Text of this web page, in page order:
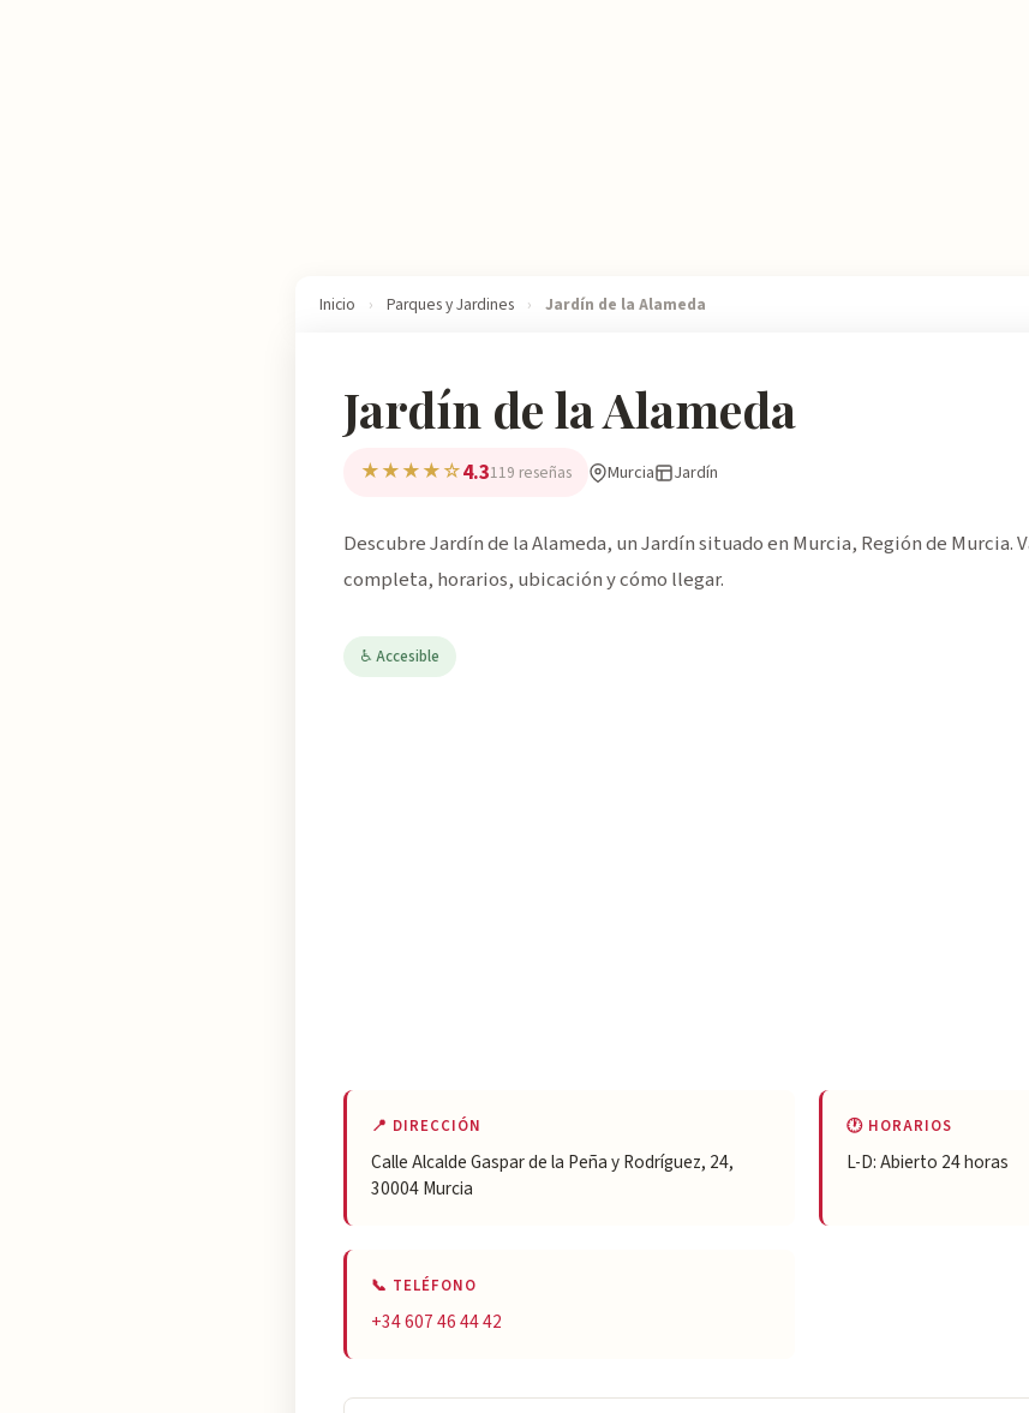
Inicio › Parques y Jardines › Jardín de la Alameda
Jardín de la Alameda
★★★★☆4.3119 reseñas Murcia Jardín
Descubre Jardín de la Alameda, un Jardín situado en Murcia, Región de Murcia.
completa, horarios, ubicación y cómo llegar.
♿ Accesible
📍 DIRECCIÓN
Calle Alcalde Gaspar de la Peña y Rodríguez, 24,
30004 Murcia
🕐 HORARIOS
L-D: Abierto 24 horas
📞 TELÉFONO
+34 607 46 44 42